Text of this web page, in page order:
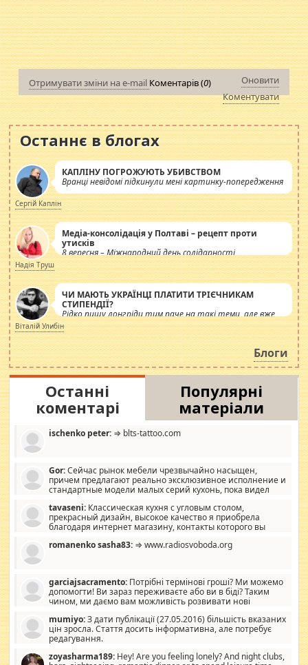
Отримувати зміни на e-mail Коментарів (0)
Оновити
Коментувати
Останнє в блогах
КАПЛІНУ ПОГРОЖУЮТЬ УБИВСТВОМ
Вранці невідомі підкинули мені картинку-попередження
Сергій Каплін
Медіа-консолідація у Полтаві – рецепт проти
утисків
8 вересня – Міжнародний день солідарності
журналістів.
Надія Труш
ЧИ МАЮТЬ УКРАЇНЦІ ПЛАТИТИ ТРІЄЧНИКАМ
СТИПЕНДІЇ?
Рідко пишу лонгріди тим паче на такі теми, але вже
просто дістало! Обурюють сьогоднішні інсенуації
навколо стипендіального питання. Штучно
роздувається ще одна соціальна катастрофа.
Віталій Улибін
Блоги
Останні
коментарі
Популярні
матеріали
ischenko peter: ⇒ blts-tattoo.com
Gor:Сейчас рынок мебели чрезвычайно насыщен,
причем предлагают реально эксклюзивное исполнение и
стандартные модели малых серий кухонь, пока видел
стандартные формы, в MebelOk, креативненько и что главное -
со вкусом все в порядке, без ненужных наворотов удорожающих
мебель, а это не последний фактор.
tavaseni: Классическая кухня с угловым столом,
прекрасный дизайн, высокое качество я приобрела
благодаря интернет магазину, контакты которого вы
romanenko sasha83: ⇒ www.radiosvoboda.org
garciajsacramento: Потрібні термінові гроші? Ми можемо
допомогти! Ви зараз переживаєте або ви в біді? Таким
чином, ми даємо вам можливість розвивати нові
допомагати людям, які намагаються дати їм шанс. Кожен
заслуговує на другий шанс, і, оскільки влада не зможе, вони
повинні приймати від інших. Для нас нема багато суми, і зрілість
витрат, а тільки узгоджених сум і нічого іншого. Не чекайте і не
mumiyo:З дати публікації (27.05.2016) більшість вказаних
цін зросла. Стаття досить інформативна, але потребує
редагування.
zoyasharma189: Hey! Are you feeling lonely? And night clubs,